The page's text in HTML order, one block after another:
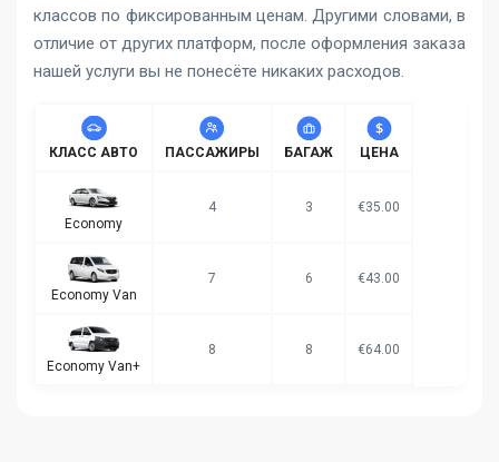
классов по фиксированным ценам. Другими словами, в
отличие от других платформ, после оформления заказа
нашей услуги вы не понесёте никаких расходов.
КЛАСС АВТО ПАССАЖИРЫ БАГАЖ ЦЕНА
Economy
4 3 €35.00
Economy Van
7 6 €43.00
Economy Van+
8 8 €64.00